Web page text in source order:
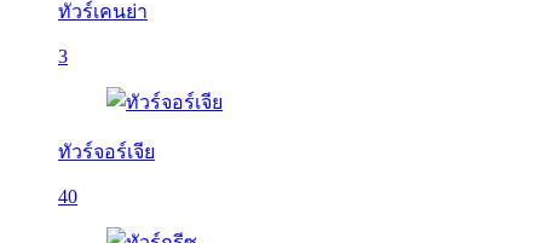
ทัวร์เคนย่า
3
ทัวร์จอร์เจีย
40